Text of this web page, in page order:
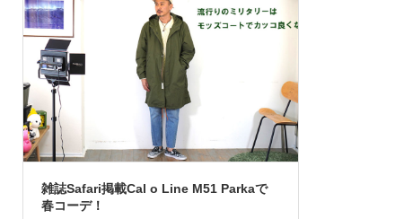
雑誌Safari掲載Cal o Line M51 Parkaで
春コーデ！